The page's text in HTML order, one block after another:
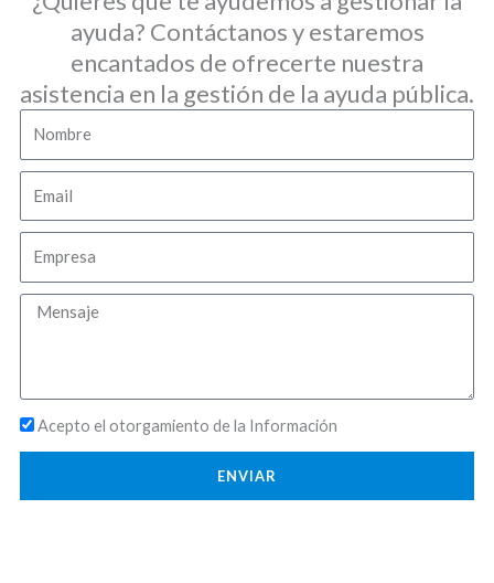
ayuda? Contáctanos y estaremos
encantados de ofrecerte nuestra
asistencia en la gestión de la ayuda pública.
Mensaje
Mensaje
Acepto el otorgamiento de la Información
ENVIAR